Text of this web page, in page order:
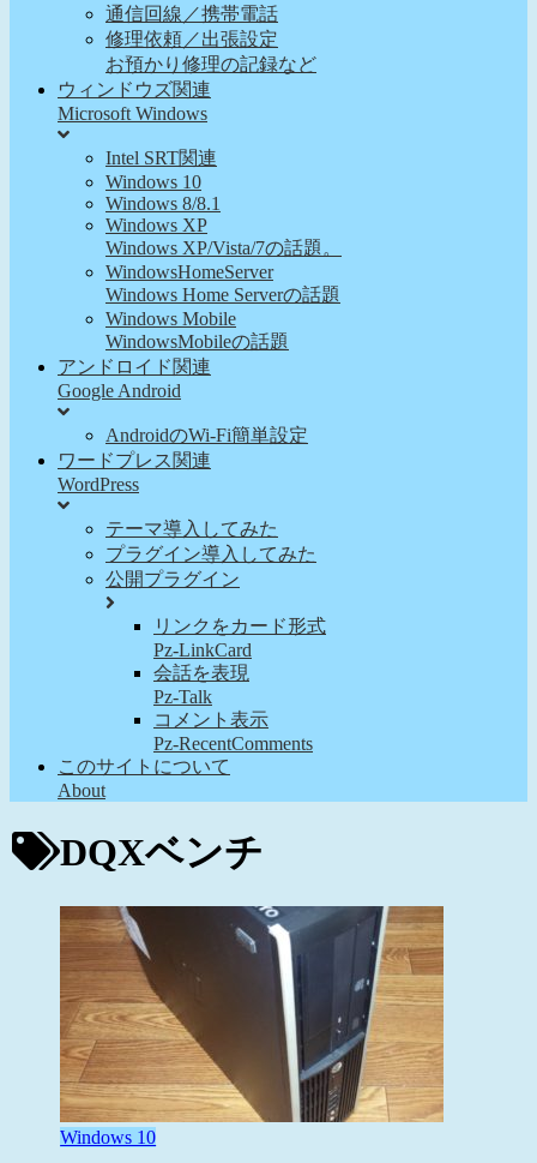
通信回線／携帯電話
修理依頼／出張設定
お預かり修理の記録など
ウィンドウズ関連
Microsoft Windows
Intel SRT関連
Windows 10
Windows 8/8.1
Windows XP
Windows XP/Vista/7の話題。
WindowsHomeServer
Windows Home Serverの話題
Windows Mobile
WindowsMobileの話題
アンドロイド関連
Google Android
AndroidのWi-Fi簡単設定
ワードプレス関連
WordPress
テーマ導入してみた
プラグイン導入してみた
公開プラグイン
リンクをカード形式
Pz-LinkCard
会話を表現
Pz-Talk
コメント表示
Pz-RecentComments
このサイトについて
About
DQXベンチ
Windows 10